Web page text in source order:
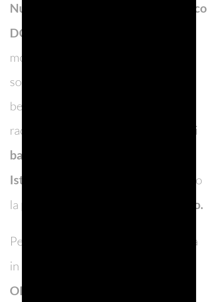
Nutribullet Treviso Basket, Prosecco
DOC Imoco Volley
modelli per gli scatti fotografici che
sono serviti a realizzare i calendari
benefici. L’obiettivo è quello di
raccogliere donazioni a sostegno dei
bambini in cura
Istituto Oncologico Veneto
e presso
la pediatria dell’Ospedale di Treviso.
Per il calendario 2025 c’è una novità
in più: la collaborazione con
ODV – Ente Nazionale Protezione